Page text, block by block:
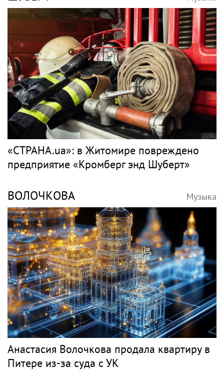
«СТРАНА.ua»: в Житомире повреждено
предприятие «Кромберг энд Шуберт»
ВОЛОЧКОВА Музыка
Анастасия Волочкова продала квартиру в
Питере из-за суда с УК